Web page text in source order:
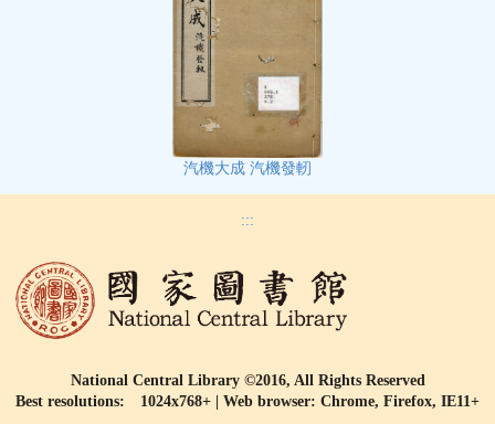
汽機大成 汽機發軔
:::
National Central Library ©2016, All Rights Reserved
Best resolutions: 1024x768+ | Web browser: Chrome, Firefox, IE11+